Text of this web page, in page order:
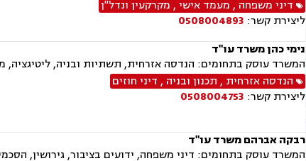
דיני משפחה , מעמד אישי, מקרקעין ונדל"ן
ליצירת קשר: 0508004893
נימי כהן משרד עו"ד
המשרד עוסק בתחומים: הנדסה אזרחית, תשתיות ובניה, ליטיגציה,
הנדסה אזרחית , תכנון ובניה , דיני חוזים
ליצירת קשר: 0508004753
רבקה אברהם משרד עו"ד
המשרד עוסק בתחומים: דיני משפחה, ידועים בציבור, גירושין,